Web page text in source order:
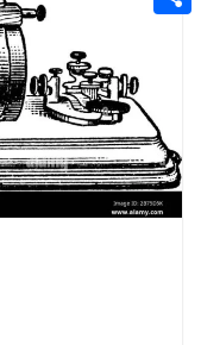
n
e
s
t
a
i
t
p
a
r